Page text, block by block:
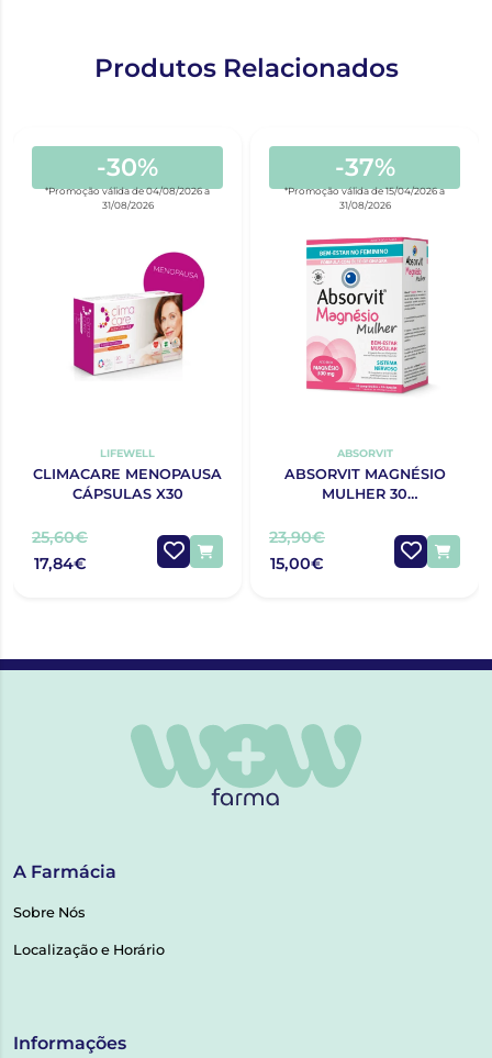
Produtos Relacionados
-30%
*Promoção válida de 04/08/2026 a
31/08/2026
LIFEWELL
CLIMACARE MENOPAUSA
CÁPSULAS X30
25,60€
17,84€
-37%
*Promoção válida de 15/04/2026 a
31/08/2026
ABSORVIT
ABSORVIT MAGNÉSIO
MULHER 30
CÁPSULAS
23,90€
15,00€
A Farmácia
Sobre Nós
Localização e Horário
Informações